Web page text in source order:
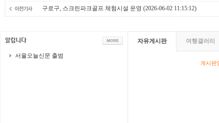
구로구, 스크린파크골프 체험시설 운영 (2026-06-02 11:15:12)
서울오늘신문 출범
자유게시판 여행갤러리
게시판